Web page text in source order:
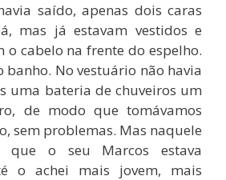
saído, apenas dois caras
mas já estavam vestidos e
o cabelo na frente do espelho.
banho. No vestuário não havia
uma bateria de chuveiros um
de modo que tomávamos
sem problemas. Mas naquele
o seu Marcos estava
o achei mais jovem, mais